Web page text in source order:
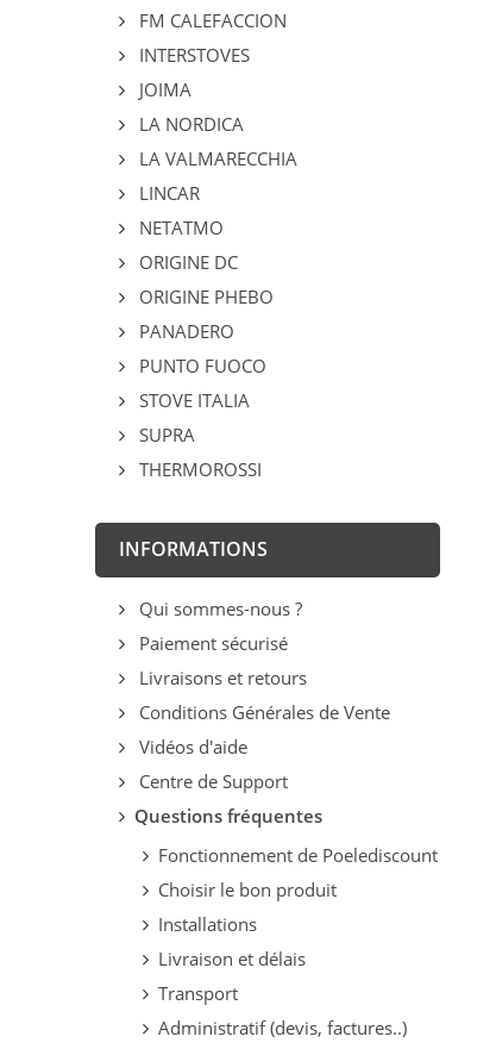
FM CALEFACCION
INTERSTOVES
JOIMA
LA NORDICA
LA VALMARECCHIA
LINCAR
NETATMO
ORIGINE DC
ORIGINE PHEBO
PANADERO
PUNTO FUOCO
STOVE ITALIA
SUPRA
THERMOROSSI
INFORMATIONS
Qui sommes-nous ?
Paiement sécurisé
Livraisons et retours
Conditions Générales de Vente
Vidéos d'aide
Centre de Support
Questions fréquentes
Fonctionnement de Poelediscount
Choisir le bon produit
Installations
Livraison et délais
Transport
Administratif (devis, factures..)